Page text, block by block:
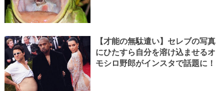
【才能の無駄遣い】セレブの写真
にひたすら自分を溶け込ませるオ
モシロ野郎がインスタで話題に！